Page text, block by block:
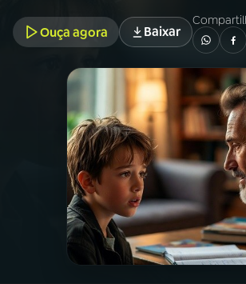
PROGRAMAÇÃO
PROGRAMAS
PODCASTS
VIDEOCASTS
Ouça agora Baixar